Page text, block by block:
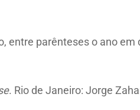
parênteses o ano
. Rio de Janeiro: Jorge